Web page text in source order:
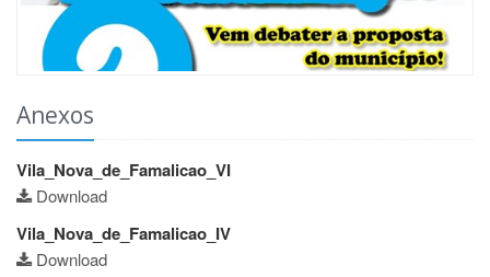
Anexos
Vila_Nova_de_Famalicao_VI
Download
Vila_Nova_de_Famalicao_IV
Download